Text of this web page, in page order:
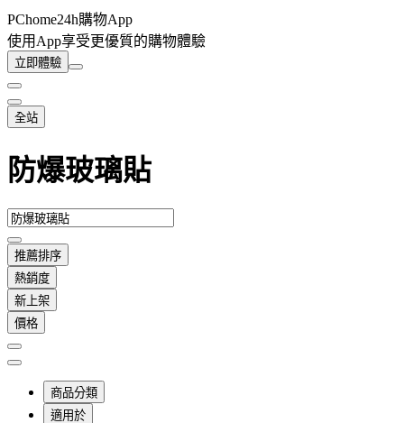
PChome24h購物App
使用App享受更優質的購物體驗
立即體驗
全站
防爆玻璃貼
推薦排序
熱銷度
新上架
價格
商品分類
適用於